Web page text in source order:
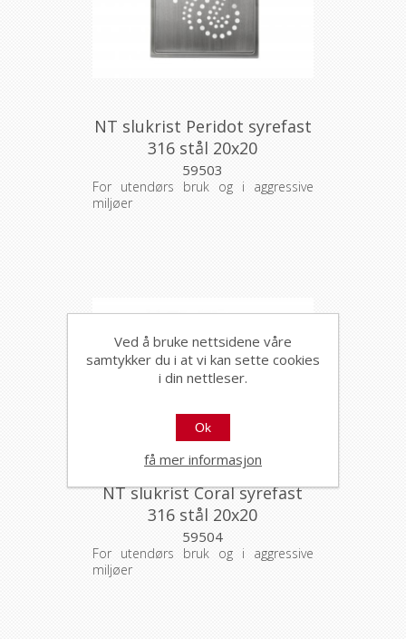
NT slukrist Peridot syrefast
316 stål 20x20
59503
For utendørs bruk og i aggressive
miljøer
NT slukrist Coral syrefast
316 stål 20x20
59504
For utendørs bruk og i aggressive
miljøer
Ved å bruke nettsidene våre
samtykker du i at vi kan sette cookies
i din nettleser.
Ok
få mer informasjon